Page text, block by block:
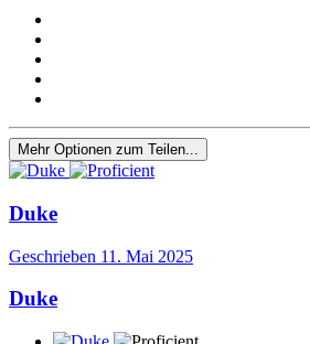
Mehr Optionen zum Teilen...
Duke
Geschrieben 11. Mai 2025
Duke